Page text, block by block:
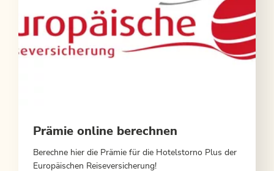
Prämie online berechnen
Berechne hier die Prämie für die Hotelstorno Plus der
Europäischen Reiseversicherung!